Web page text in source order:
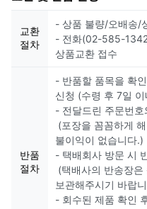
교환
절차
- 상품 불량/오배송/
- 전화(02-585-
상품교환 접수
반품
절차
- 반품할 품목을 확
신청 (수령 후 7일
- 전달드린 주문번
(포장을 꼼꼼하게
불이익이 없습니다.)
- 택배회사 방문 시
(택배사의 반송장
보관해주시기 바랍
- 회수된 제품 확인